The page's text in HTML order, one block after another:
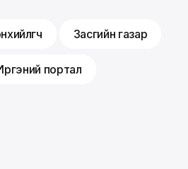
Засгийн газар
портал